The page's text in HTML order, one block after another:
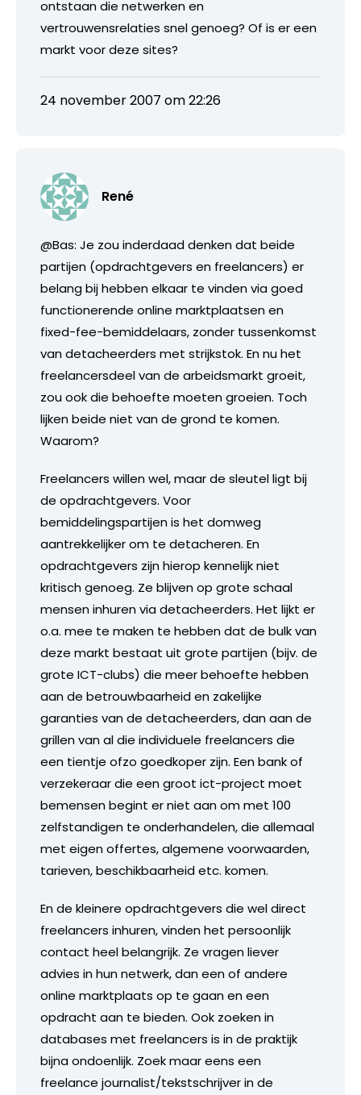
ontstaan die netwerken en
vertrouwensrelaties snel genoeg? Of is er een
markt voor deze sites?
24 november 2007 om 22:26
René
@Bas: Je zou inderdaad denken dat beide
partijen (opdrachtgevers en freelancers) er
belang bij hebben elkaar te vinden via goed
functionerende online marktplaatsen en
fixed-fee-bemiddelaars, zonder tussenkomst
van detacheerders met strijkstok. En nu het
freelancersdeel van de arbeidsmarkt groeit,
zou ook die behoefte moeten groeien. Toch
lijken beide niet van de grond te komen.
Waarom?
Freelancers willen wel, maar de sleutel ligt bij
de opdrachtgevers. Voor
bemiddelingspartijen is het domweg
aantrekkelijker om te detacheren. En
opdrachtgevers zijn hierop kennelijk niet
kritisch genoeg. Ze blijven op grote schaal
mensen inhuren via detacheerders. Het lijkt er
o.a. mee te maken te hebben dat de bulk van
deze markt bestaat uit grote partijen (bijv. de
grote ICT-clubs) die meer behoefte hebben
aan de betrouwbaarheid en zakelijke
garanties van de detacheerders, dan aan de
grillen van al die individuele freelancers die
een tientje ofzo goedkoper zijn. Een bank of
verzekeraar die een groot ict-project moet
bemensen begint er niet aan om met 100
zelfstandigen te onderhandelen, die allemaal
met eigen offertes, algemene voorwaarden,
tarieven, beschikbaarheid etc. komen.
En de kleinere opdrachtgevers die wel direct
freelancers inhuren, vinden het persoonlijk
contact heel belangrijk. Ze vragen liever
advies in hun netwerk, dan een of andere
online marktplaats op te gaan en een
opdracht aan te bieden. Ook zoeken in
databases met freelancers is in de praktijk
bijna ondoenlijk. Zoek maar eens een
freelance journalist/tekstschrijver in de